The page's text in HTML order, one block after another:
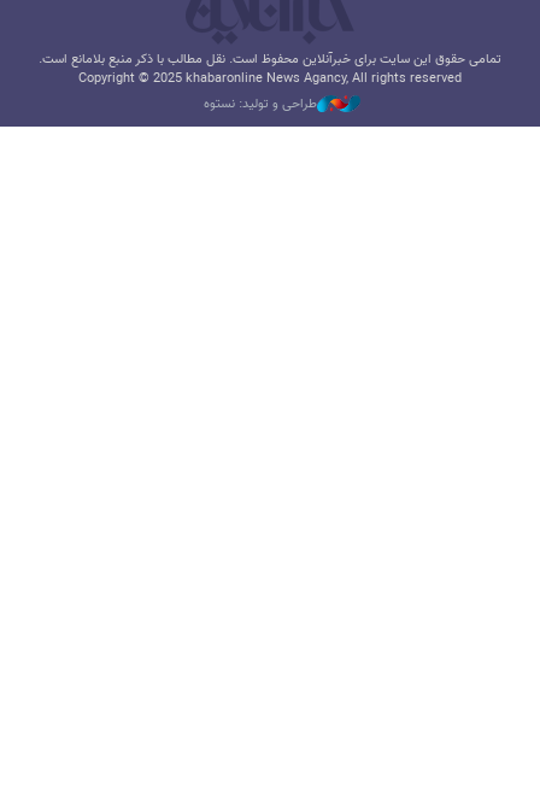
تمامی حقوق این سایت برای خبرآنلاین محفوظ است. نقل مطالب با ذکر منبع بلامانع است.
Copyright © 2025 khabaronline News Agancy, All rights reserved
طراحی و تولید: نستوه